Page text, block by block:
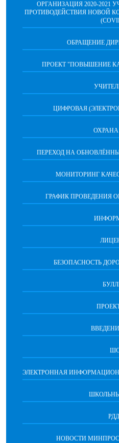
ОРГАНИЗАЦИЯ 2020-2021
ПРОТИВОДЕЙСТВИЯ НОВОЙ
ОБРАЩЕНИЕ
ПРОЕКТ "ПОВЫШЕНИЕ
ЦИФРОВАЯ
ПЕРЕХОД НА
МОНИТОРИНГ
ГРАФИК ПРОВЕДЕНИЯ
БЕЗОПАСНОСТЬ
ЭЛЕКТРОННАЯ
НОВОСТИ